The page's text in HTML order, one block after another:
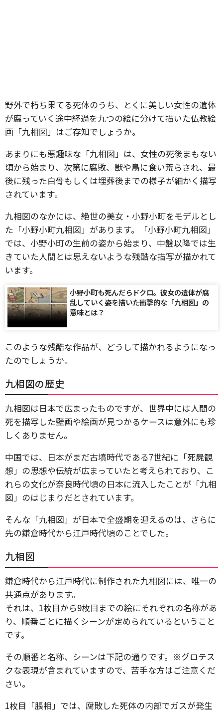
野外で朽ち果てる死体のうち、とくに美しい女性の遺体
が腐っていく途中経過を九つの絵に分けて描いた仏教絵
画「九相図」はご存知でしょうか。
あまりにも悪趣味な「九相図」は、女性の死後まもない
頃から始まり、次第に腐敗、獣や鳥に食い荒らされ、最
後に残った白骨もしくは埋葬後までの様子が細かく描写
されています。
九相図のなかには、絶世の美女・小野小町をモデルとし
た「小野小町九相図」があります。「小野小町九相図」
では、小野小町の生前の姿から始まり、中盤以降では生
きていた人間とは思えないような残酷な描写が描かれて
います。
小野小町も死んだらドクロ。彼女の遺体が腐
乱していく姿を描いた衝撃的な「九相図」の
意味とは？
このような残酷な作品が、どうして描かれるようになっ
たのでしょうか。
九相図の歴史
九相図は日本で広まったものですが、世界中には人間の
死を描写した壁画や絵画が見つかるケースは意外にも珍
しくありません。
中国では、日本がまだ古墳時代である7世紀に「死屍観
想」の思想や伝統が広まっていたと考えられており、こ
れらの文化が奈良時代頃の日本に流入したことが「九相
図」のはじまりだとされています。
そんな「九相図」が日本で全盛期を迎えるのは、さらに
先の鎌倉時代から江戸時代頃のことでした。
九相図
鎌倉時代から江戸時代に制作された九相図には、唯一の
共通点があります。
それは、1枚目から9枚目までの絵にそれぞれの名称があ
り、順番ごとに描くシーンが定められているということ
です。
その順番と名称、シーンは下記の通りです。※グロテス
クな表現が含まれていますので、苦手な方はご注意くだ
さい。
1枚目「脹相」では、腐敗した死体の内部でガスが発生